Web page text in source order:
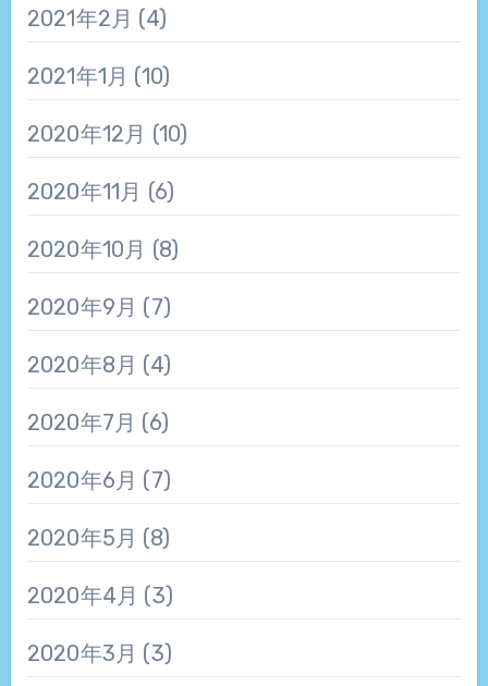
2021年2月 (4)
2021年1月 (10)
2020年12月 (10)
2020年11月 (6)
2020年10月 (8)
2020年9月 (7)
2020年8月 (4)
2020年7月 (6)
2020年6月 (7)
2020年5月 (8)
2020年4月 (3)
2020年3月 (3)